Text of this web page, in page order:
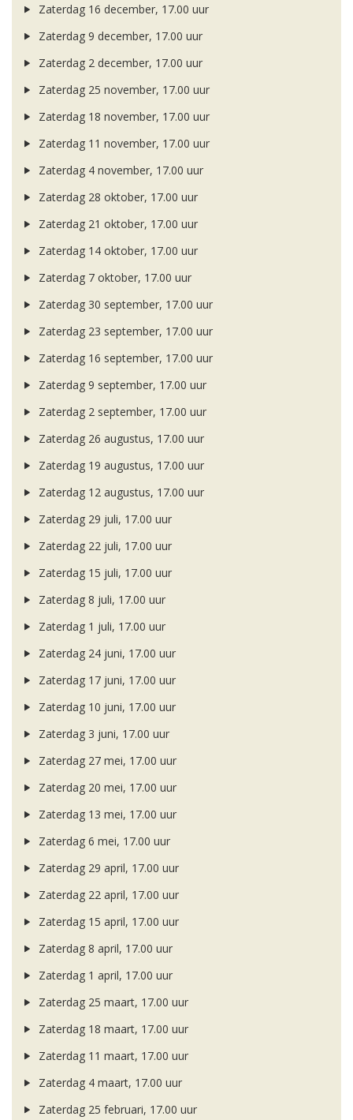
Zaterdag 16 december, 17.00 uur
Zaterdag 9 december, 17.00 uur
Zaterdag 2 december, 17.00 uur
Zaterdag 25 november, 17.00 uur
Zaterdag 18 november, 17.00 uur
Zaterdag 11 november, 17.00 uur
Zaterdag 4 november, 17.00 uur
Zaterdag 28 oktober, 17.00 uur
Zaterdag 21 oktober, 17.00 uur
Zaterdag 14 oktober, 17.00 uur
Zaterdag 7 oktober, 17.00 uur
Zaterdag 30 september, 17.00 uur
Zaterdag 23 september, 17.00 uur
Zaterdag 16 september, 17.00 uur
Zaterdag 9 september, 17.00 uur
Zaterdag 2 september, 17.00 uur
Zaterdag 26 augustus, 17.00 uur
Zaterdag 19 augustus, 17.00 uur
Zaterdag 12 augustus, 17.00 uur
Zaterdag 29 juli, 17.00 uur
Zaterdag 22 juli, 17.00 uur
Zaterdag 15 juli, 17.00 uur
Zaterdag 8 juli, 17.00 uur
Zaterdag 1 juli, 17.00 uur
Zaterdag 24 juni, 17.00 uur
Zaterdag 17 juni, 17.00 uur
Zaterdag 10 juni, 17.00 uur
Zaterdag 3 juni, 17.00 uur
Zaterdag 27 mei, 17.00 uur
Zaterdag 20 mei, 17.00 uur
Zaterdag 13 mei, 17.00 uur
Zaterdag 6 mei, 17.00 uur
Zaterdag 29 april, 17.00 uur
Zaterdag 22 april, 17.00 uur
Zaterdag 15 april, 17.00 uur
Zaterdag 8 april, 17.00 uur
Zaterdag 1 april, 17.00 uur
Zaterdag 25 maart, 17.00 uur
Zaterdag 18 maart, 17.00 uur
Zaterdag 11 maart, 17.00 uur
Zaterdag 4 maart, 17.00 uur
Zaterdag 25 februari, 17.00 uur